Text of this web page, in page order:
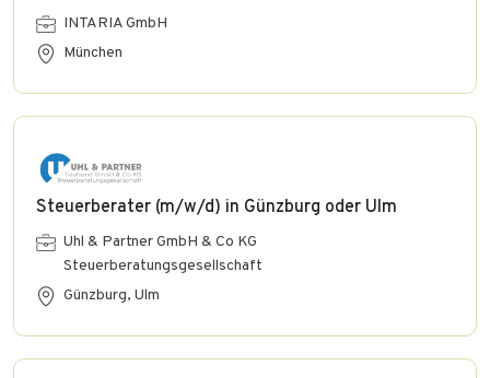
INTARIA GmbH
München
Steuerberater (m/w/d) in Günzburg oder Ulm
Uhl & Partner GmbH & Co KG
Steuerberatungsgesellschaft
Günzburg, Ulm